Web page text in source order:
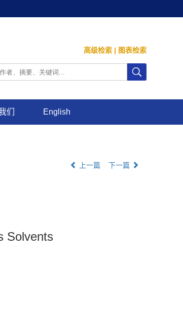
高级检索 | 图表检索
们 English
上一篇 下一篇
Solvents